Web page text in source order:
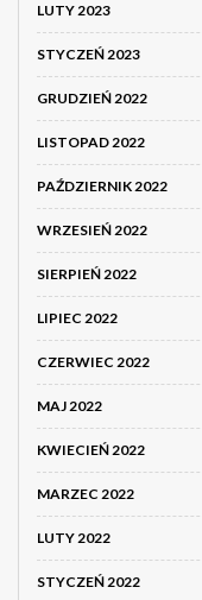
LUTY 2023
STYCZEŃ 2023
GRUDZIEŃ 2022
LISTOPAD 2022
PAŹDZIERNIK 2022
WRZESIEŃ 2022
SIERPIEŃ 2022
LIPIEC 2022
CZERWIEC 2022
MAJ 2022
KWIECIEŃ 2022
MARZEC 2022
LUTY 2022
STYCZEŃ 2022